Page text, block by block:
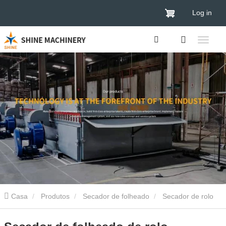
Log in
Casa Produtos Secador de folheado Secador de rolo
de verniz